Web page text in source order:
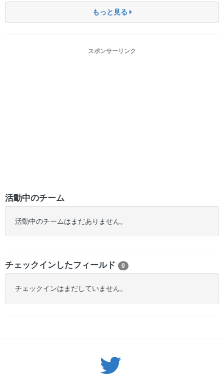
もっと見る
スポンサーリンク
活動中のチーム
活動中のチームはまだありません。
チェックインしたフィールド 0
チェックインはまだしていません。